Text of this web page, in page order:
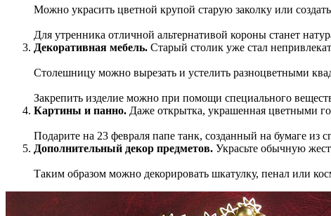
Можно украсить цветной крупой старую заколку или
Для утренника отличной альтернативой короны станет
Декоративная мебель. Старый столик уже стал
Столешницу можно вырезать и устелить разноцветными
Закрепить изделие можно при помощи специального
Картины и панно. Даже открытка, украшенная цветными
Подарите на 23 февраля папе танк, созданный на бумаге из
Дополнительный декор предметов. Украсьте обычную
Таким образом можно декорировать шкатулку, пенал или